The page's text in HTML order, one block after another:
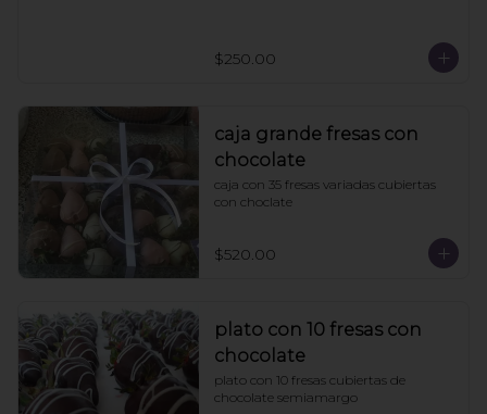
$250.00
caja grande fresas con
chocolate
caja con 35 fresas variadas cubiertas
con choclate
$520.00
plato con 10 fresas con
chocolate
plato con 10 fresas cubiertas de
chocolate semiamargo